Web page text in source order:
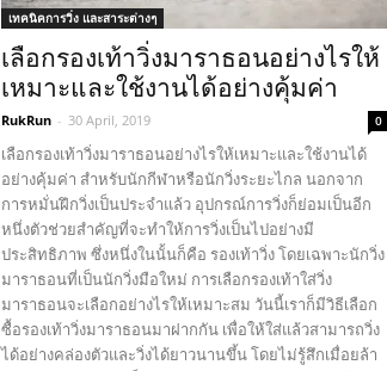
เทคนิคการวิ่ง และสาระต่างๆ
เลือกรองเท้าวิ่งมาราธอนอย่างไรให้
เหมาะและใช้งานได้อย่างคุ้มค่า
RukRun - 30 April, 2019 0
เลือกรองเท้าวิ่งมาราธอนอย่างไรให้เหมาะและใช้งานได้
อย่างคุ้มค่า สำหรับนักกีฬาหรือนักวิ่งระยะไกล นอกจาก
การหมั่นฝึกวิ่งเป็นประจำแล้ว อุปกรณ์การวิ่งก็ย่อมเป็นอีก
หนึ่งตัวช่วยสำคัญที่จะทำให้การวิ่งเป็นไปอย่างมี
ประสิทธิภาพ ซึ่งหนึ่งในนั้นก็คือ รองเท้าวิ่ง โดยเฉพาะนักวิ่ง
มาราธอนที่เป็นนักวิ่งมือใหม่ การเลือกรองเท้าใส่วิ่ง
มาราธอนจะเลือกอย่างไรให้เหมาะสม วันนี้เราก็มีวิธีเลือก
ซื้อรองเท้าวิ่งมาราธอนมาฝากกัน เพื่อให้ใส่แล้วสามารถวิ่ง
ได้อย่างคล่องตัวและวิ่งได้ยาวนานขึ้น โดยไม่รู้สึกเมื่อยล้า